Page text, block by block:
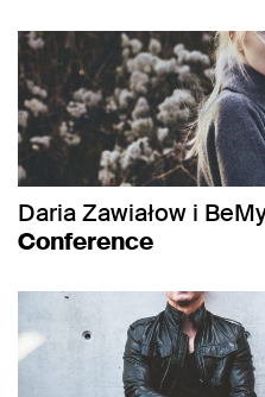
Daria Zawiałow i
Conference